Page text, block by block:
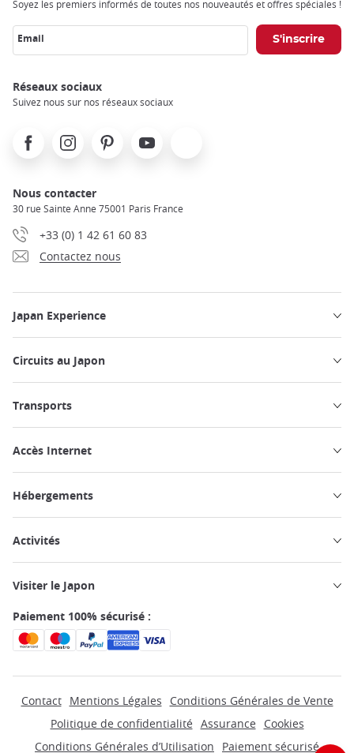
Soyez les premiers informés de toutes nos nouveautés et offres spéciales !
Email
Réseaux sociaux
Suivez nous sur nos réseaux sociaux
FacebookInstagramPinterest Youtube
Nous contacter
30 rue Sainte Anne 75001 Paris France
+33 (0) 1 42 61 60 83
Contactez nous
Japan Experience
Circuits au Japon
Transports
Accès Internet
Hébergements
Activités
Visiter le Japon
Paiement 100% sécurisé :
Contact Mentions Légales
Conditions Générales de Vente
Politique de confidentialité Assurance
Cookies
Conditions Générales d’Utilisation
Paiement sécurisé